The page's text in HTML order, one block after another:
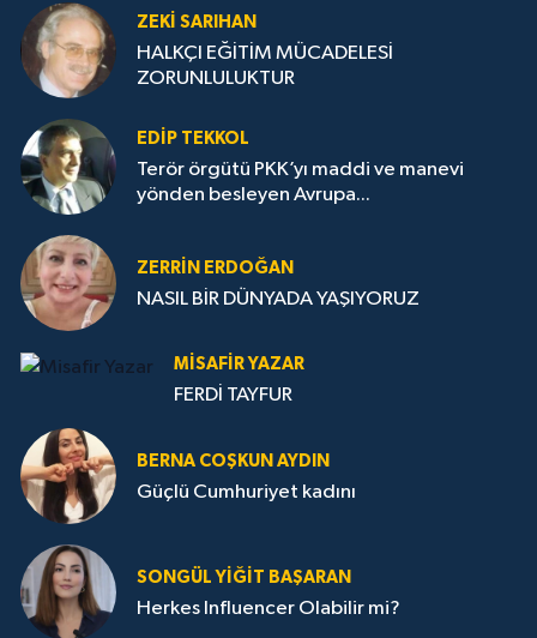
ZEKI SARIHAN
HALKÇI EĞİTİM MÜCADELESİ
ZORUNLULUKTUR
EDIP TEKKOL
Terör örgütü PKK’yı maddi ve manevi
yönden besleyen Avrupa...
ZERRIN ERDOĞAN
NASIL BİR DÜNYADA YAŞIYORUZ
MISAFIR YAZAR
FERDİ TAYFUR
BERNA COŞKUN AYDIN
Güçlü Cumhuriyet kadını
SONGÜL YIĞIT BAŞARAN
Herkes Influencer Olabilir mi?